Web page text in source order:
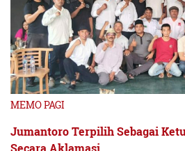
MEMO PAGI
Jumantoro Terpilih Sebagai
Secara Aklamasi